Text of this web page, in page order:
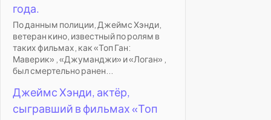
года.
По данным полиции, Джеймс Хэнди,
ветеран кино, известный по ролям в
таких фильмах, как «Топ Ган:
Маверик» , «Джуманджи» и «Логан» ,
был смертельно ранен...
Джеймс Хэнди, актёр,
сыгравший в фильмах «Топ